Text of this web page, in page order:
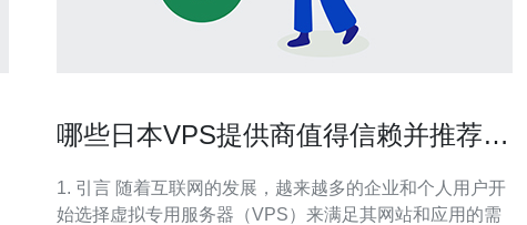
哪些日本VPS提供商值得信赖并推荐使
1. 引言 随着互联网的发展，越来越多的企业和个人用户开
始选择虚拟专用服务器（VPS）来满足其网站和应用的需